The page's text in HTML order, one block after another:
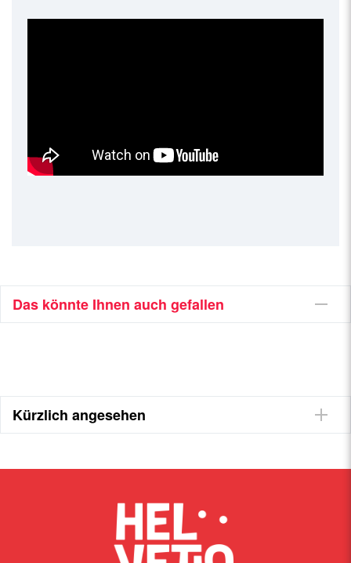
Das könnte Ihnen auch gefallen
Kürzlich angesehen